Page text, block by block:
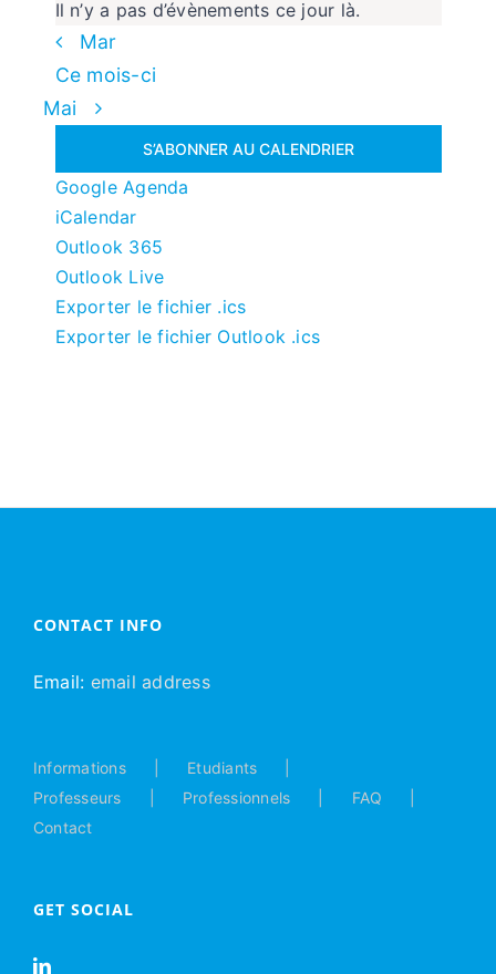
Il n’y a pas d’évènements ce jour là.
Mar
Ce mois-ci
Mai
S’ABONNER AU CALENDRIER
Google Agenda
iCalendar
Outlook 365
Outlook Live
Exporter le fichier .ics
Exporter le fichier Outlook .ics
CONTACT INFO
Email: email address
Informations
Etudiants
Professeurs
Professionnels
FAQ
Contact
GET SOCIAL